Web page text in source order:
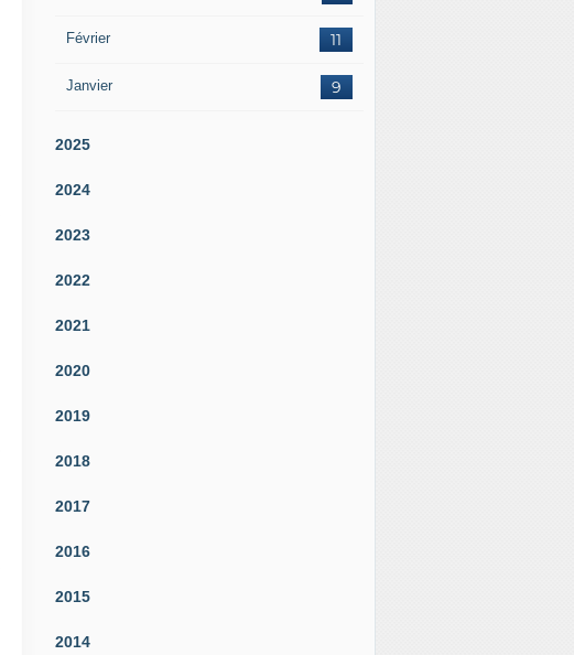
Février 11
Janvier 9
2025
2024
2023
2022
2021
2020
2019
2018
2017
2016
2015
2014